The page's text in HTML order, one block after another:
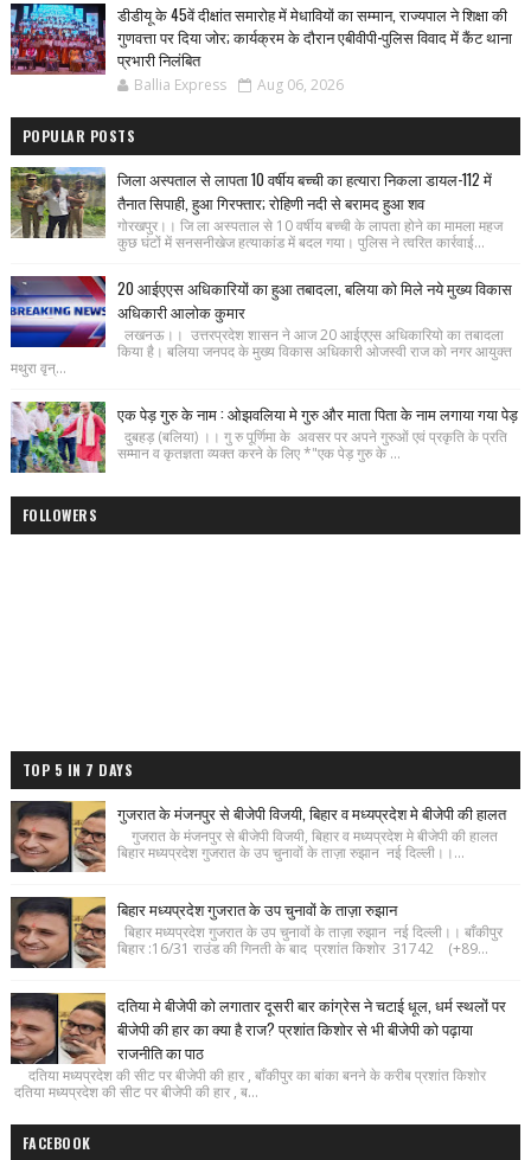
डीडीयू के 45वें दीक्षांत समारोह में मेधावियों का सम्मान, राज्यपाल ने शिक्षा की
गुणवत्ता पर दिया जोर; कार्यक्रम के दौरान एबीवीपी-पुलिस विवाद में कैंट थाना
प्रभारी निलंबित
Ballia Express Aug 06, 2026
POPULAR POSTS
जिला अस्पताल से लापता 10 वर्षीय बच्ची का हत्यारा निकला डायल-112 में
तैनात सिपाही, हुआ गिरफ्तार; रोहिणी नदी से बरामद हुआ शव
गोरखपुर।। जि ला अस्पताल से 10 वर्षीय बच्ची के लापता होने का मामला महज
कुछ घंटों में सनसनीखेज हत्याकांड में बदल गया। पुलिस ने त्वरित कार्रवाई...
20 आईएएस अधिकारियों का हुआ तबादला, बलिया को मिले नये मुख्य विकास
अधिकारी आलोक कुमार
लखनऊ।। उत्तरप्रदेश शासन ने आज 20 आईएएस अधिकारियो का तबादला
किया है। बलिया जनपद के मुख्य विकास अधिकारी ओजस्वी राज को नगर आयुक्त
मथुरा वृन्...
एक पेड़ गुरु के नाम : ओझवलिया मे गुरु और माता पिता के नाम लगाया गया पेड़
दुबहड़ (बलिया) ।। गु रु पूर्णिमा के अवसर पर अपने गुरुओं एवं प्रकृति के प्रति
सम्मान व कृतज्ञता व्यक्त करने के लिए *"एक पेड़ गुरु के ...
FOLLOWERS
TOP 5 IN 7 DAYS
गुजरात के मंजनपुर से बीजेपी विजयी, बिहार व मध्यप्रदेश मे बीजेपी की हालत
गुजरात के मंजनपुर से बीजेपी विजयी, बिहार व मध्यप्रदेश मे बीजेपी की हालत
बिहार मध्यप्रदेश गुजरात के उप चुनावों के ताज़ा रुझान नई दिल्ली।।...
बिहार मध्यप्रदेश गुजरात के उप चुनावों के ताज़ा रुझान
बिहार मध्यप्रदेश गुजरात के उप चुनावों के ताज़ा रुझान नई दिल्ली।। बाँकीपुर
बिहार :16/31 राउंड की गिनती के बाद प्रशांत किशोर 31742 (+89...
दतिया मे बीजेपी को लगातार दूसरी बार कांग्रेस ने चटाई धूल, धर्म स्थलों पर
बीजेपी की हार का क्या है राज? प्रशांत किशोर से भी बीजेपी को पढ़ाया
राजनीति का पाठ
दतिया मध्यप्रदेश की सीट पर बीजेपी की हार , बाँकीपुर का बांका बनने के करीब प्रशांत किशोर
दतिया मध्यप्रदेश की सीट पर बीजेपी की हार , ब...
FACEBOOK